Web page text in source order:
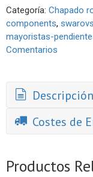
Categoría: Chapado
components
mayoristas-
Comentarios
Descripción
Costes de
Productos